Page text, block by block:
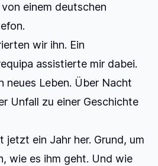
einem deutschen
wir ihn. Ein
assistierte mir dabei.
neues Leben. Über Nacht
Unfall zu einer Geschichte
jetzt ein Jahr her. Grund, um
wie es ihm geht. Und wie